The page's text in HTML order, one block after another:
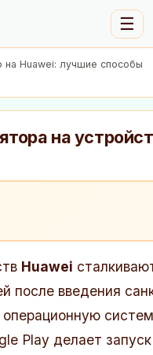
☰
на Huawei: лучшие способы
на
Huawei
после введения
операционную
Play делает